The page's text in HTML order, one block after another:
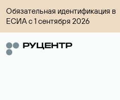
Обязательная идентификация в
ЕСИА с 1 сентября 2026